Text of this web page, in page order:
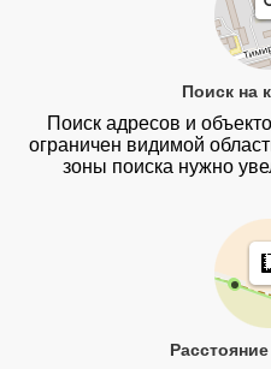
Поиск на
Поиск адресов и
ограничен видимой
зоны поиска нужно